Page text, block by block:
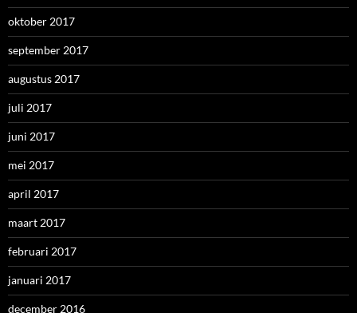
oktober 2017
september 2017
augustus 2017
juli 2017
juni 2017
mei 2017
april 2017
maart 2017
februari 2017
januari 2017
december 2016